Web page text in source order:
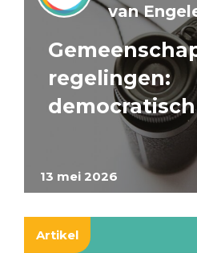
13 mei 2026
van
regelingen:
Artikel